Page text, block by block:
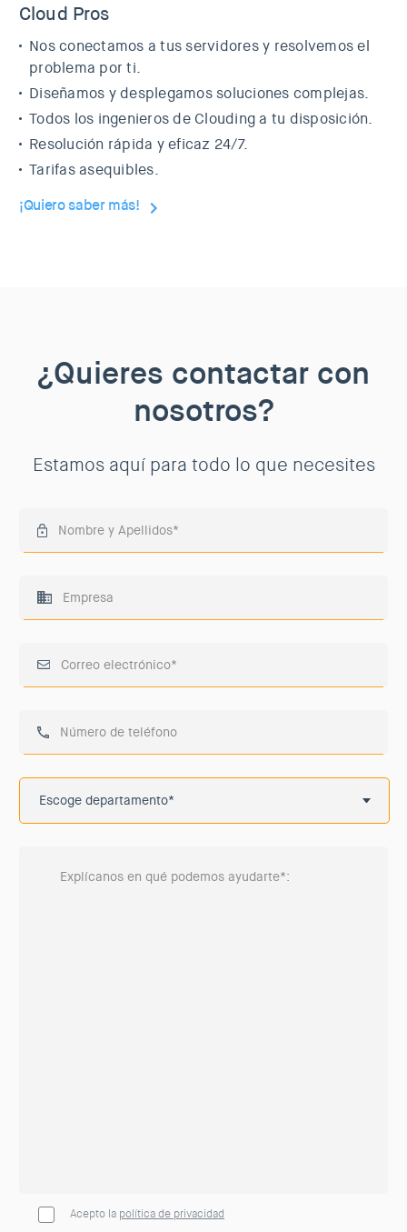
Cloud Pros
Nos conectamos a tus servidores y resolvemos el
problema por ti.
Diseñamos y desplegamos soluciones complejas.
Todos los ingenieros de Clouding a tu disposición.
Resolución rápida y eficaz 24/7.
Tarifas asequibles.
¡Quiero saber más!
¿Quieres contactar con
nosotros?
Estamos aquí para todo lo que necesites
Escoge departamento*
Acepto la política de privacidad